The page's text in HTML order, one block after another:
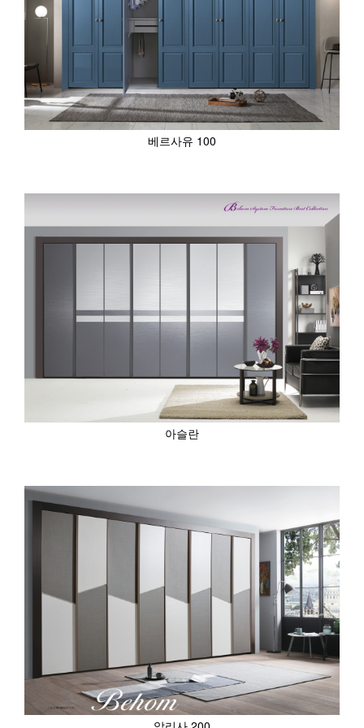
베르사유 100
아슬란